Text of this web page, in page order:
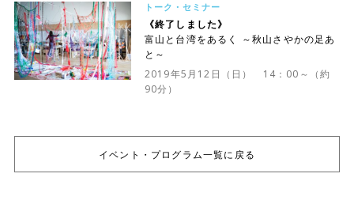
トーク・セミナー
《終了しました》
富山と台湾をあるく ～秋山さやかの足あ
と～
2019年5月12日（日） 14：00～（約
90分）
イベント・プログラム一覧に戻る